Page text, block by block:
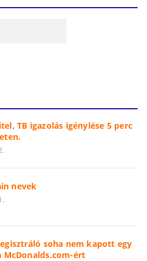
TB igazolás igénylése 5 perc
nevek
soha nem kapott egy
McDonalds.com-ért